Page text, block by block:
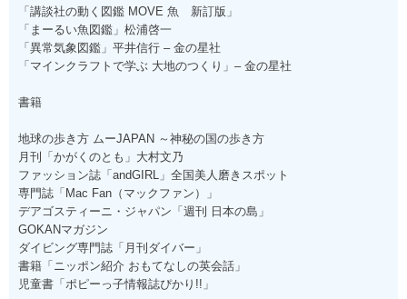
「講談社の動く図鑑 MOVE 魚 新訂版」
「まーるい魚図鑑」松浦啓一
「異常気象図鑑」平井信行 – 金の星社
「マインクラフトで学ぶ 大地のつくり」– 金の星社
書籍
地球の歩き方 ムーJAPAN ～神秘の国の歩き方
月刊「かがくのとも」大村文乃
ファッション誌「andGIRL」全国美人磨きスポット
専門誌「Mac Fan（マックファン）」
デアゴスティーニ・ジャパン「週刊 日本の島」
GOKANマガジン
ダイビング専門誌「月刊ダイバー」
書籍「ニッポン紹介 おもてなしの英会話」
児童書「ポピーっ子情報誌ぴかり!!」